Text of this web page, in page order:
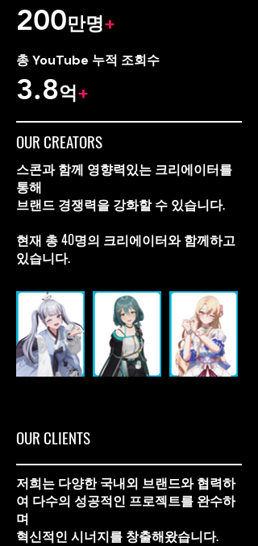
200만명+
​총 YouTube 누적 조회수
3.8억+
OUR CREATORS
스콘과 함께 영향력있는 크리에이터를
통해
브랜드 경쟁력을 강화할 수 있습니다.
​현재 총 40명의 크리에이터와 함께하고
있습니다.
OUR CLIENTS
저희는 다양한 국내외 브랜드와 협력하
여 다수의 성공적인 프로젝트를 완수하
며
혁신적인 시너지를 창출해왔습니다.